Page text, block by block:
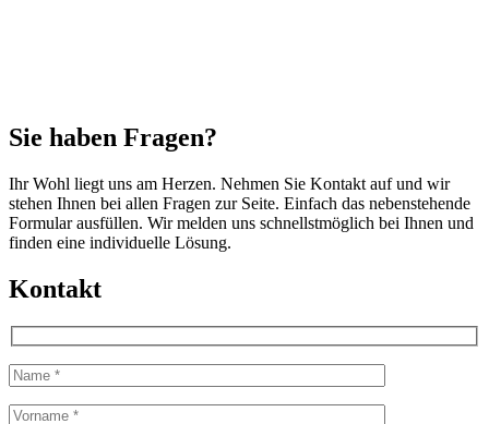
Sie haben Fragen?
Ihr Wohl liegt uns am Herzen. Nehmen Sie Kontakt auf und wir
stehen Ihnen bei allen Fragen zur Seite. Einfach das nebenstehende
Formular ausfüllen. Wir melden uns schnellstmöglich bei Ihnen und
finden eine individuelle Lösung.
Kontakt